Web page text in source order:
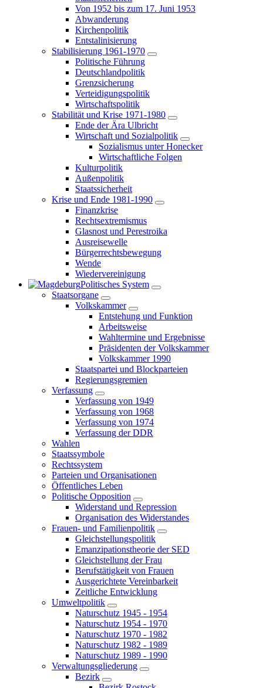
Von 1952 bis zum 17. Juni 1953
Abwanderung
Kirchenpolitik
Entstalinisierung
Stabilisierung 1961-1970
Politische Führung
Deutschlandpolitik
Grenzsicherung
Verteidigungspolitik
Wirtschaftspolitik
Stabilität und Krise 1971-1980
Ende der Ära Ulbricht
Wirtschaft und Sozialpolitik
Sozialismus unter Honecker
Wirtschaftliche Folgen
Kulturpolitik
Außenpolitik
Staatssicherheit
Krise und Ende 1981-1990
Finanzkrise
Rechtsextremismus
Glasnost und Perestroika
Ausreisewelle
Bürgerrechtsbewegung
Wende
Wiedervereinigung
Politisches System
Staatsorgane
Volkskammer
Entstehung und Funktion
Arbeitsweise
Wahltermine und Ergebnisse
Präsidenten der Volkskammer
Volkskammer 1990
Staatspartei und Blockparteien
Regierungsgremien
Verfassung
Verfassung von 1949
Verfassung von 1968
Verfassung von 1974
Verfassung der DDR
Wahlen
Staatssymbole
Rechtssystem
Parteien und Organisationen
Öffentliches Leben
Politische Opposition
Widerstand und Repression
Organisation des Widerstandes
Frauen- und Familienpolitik
Gleichstellungspolitik
Emanzipationstheorie der SED
Gleichstellung der Frau
Berufstätigkeit von Frauen
Ausgerichtete Vereinbarkeit
Zeitliche Entwicklung
Umweltpolitik
Naturschutz 1945 - 1954
Naturschutz 1954 - 1970
Naturschutz 1970 - 1982
Naturschutz 1982 - 1989
Naturschutz 1989 - 1990
Verwaltungsgliederung
Bezirk